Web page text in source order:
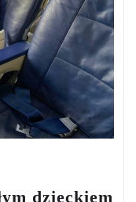
dzieckiem